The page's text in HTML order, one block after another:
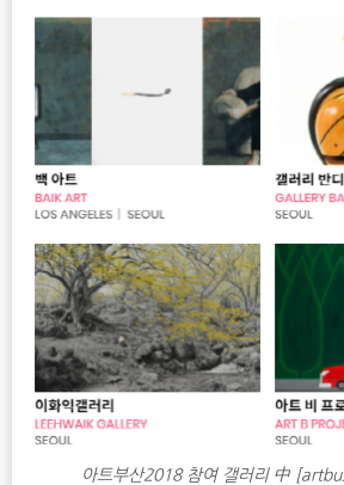
아트부산2018 참여 갤러리 中